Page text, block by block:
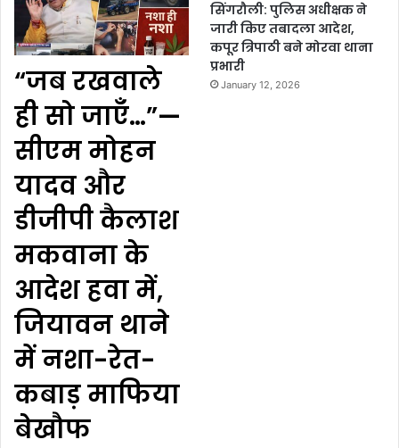
“जब रखवाले
ही सो जाएँ…”—
सीएम मोहन
यादव और
डीजीपी कैलाश
मकवाना के
आदेश हवा में,
जियावन थाने
में नशा-रेत-
कबाड़ माफिया
बेखौफ
सिंगरौली: पुलिस अधीक्षक ने
जारी किए तबादला आदेश,
कपूर त्रिपाठी बने मोरवा थाना
प्रभारी
January 12, 2026